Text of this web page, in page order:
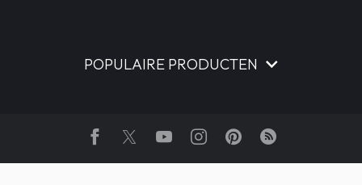
POPULAIRE PRODUCTEN